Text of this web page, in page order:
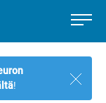
!
Sulje